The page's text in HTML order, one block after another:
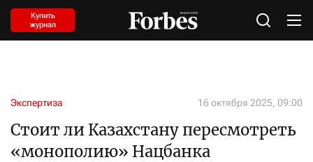
Купить
журнал
Экспертиза 16 октября 2025, 09:00
Стоит ли Казахстану пересмотреть
«монополию» Нацбанка